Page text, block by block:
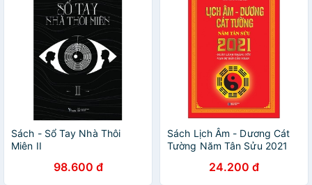
Sách - Sổ Tay Nhà Thôi
Miên II
98.600 đ
Sách Lịch Âm - Dương Cát
Tường Năm Tân Sửu 2021
24.200 đ